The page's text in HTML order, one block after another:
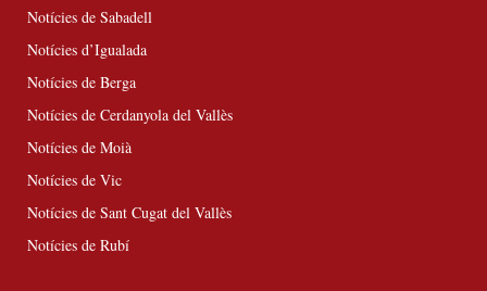
Notícies de Sabadell
Notícies d’Igualada
Notícies de Berga
Notícies de Cerdanyola del Vallès
Notícies de Moià
Notícies de Vic
Notícies de Sant Cugat del Vallès
Notícies de Rubí